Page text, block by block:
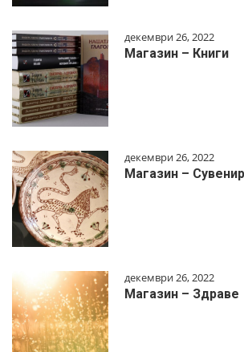
декември 26, 2022
Магазин – Книги
декември 26, 2022
Магазин –
декември 26, 2022
Магазин – Здраве